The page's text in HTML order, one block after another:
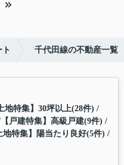
千代田線の不動産一覧
地特集】30坪以上(28件)
【戸建特集】高級戸建(9件)
地特集】陽当たり良好(5件)